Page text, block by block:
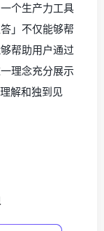
个生产力工具
」不仅能够帮
帮助用户通过
理念充分展示
解和独到见